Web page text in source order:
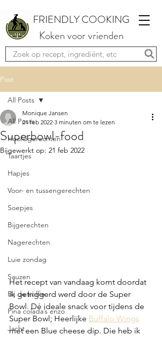
FRIENDLY COOKING
Koken voor vrienden
Post
All Posts
Hoofdgerechten
Taartjes
Hapjes
Voor- en tussengerechten
Soepjes
Bijgerechten
Nagerechten
Luie zondag
Sauzen
Bij de koffie
Pina colada’s enzo
Jacht
All Posts
Superbowl-food
Monique Jansen
21 feb 2022 3 minuten om te lezen
Bijgewerkt op: 21 feb 2022
Het recept van vandaag komt doordat
ik getriggerd werd door de Super
Bowl. Dé ideale snack voor tijdens de
Super Bowl; Heerlijke Buffalo Wings
met een Blue cheese dip. Die heb ik